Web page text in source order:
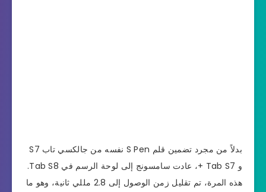
بدلاً من مجرد تضمين قلم S Pen نفسه من جالكسي تاب S7
و Tab S7 +، عادت سامسونج إلى لوحة الرسم في Tab S8.
هذه المرة، تم تقليل زمن الوصول إلى 2.8 مللي ثانية، وهو ما